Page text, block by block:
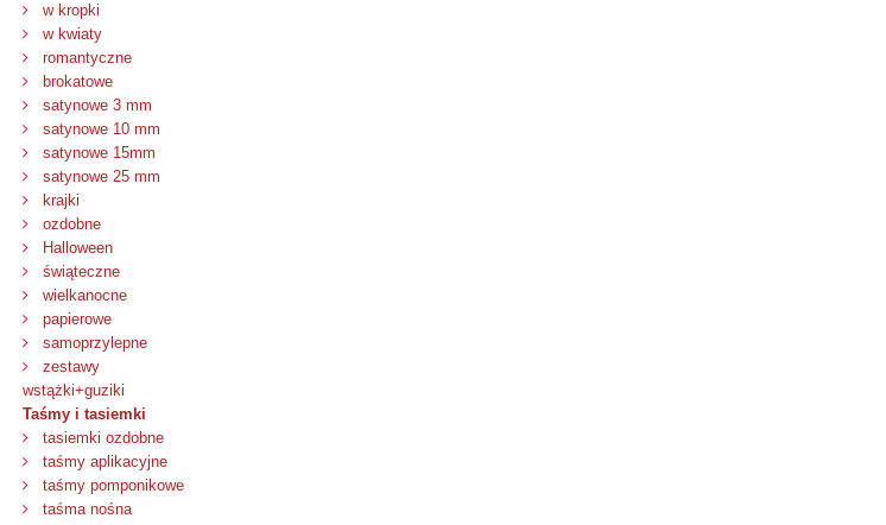
w kropki
w kwiaty
romantyczne
brokatowe
satynowe 3 mm
satynowe 10 mm
satynowe 15mm
satynowe 25 mm
krajki
ozdobne
Halloween
świąteczne
wielkanocne
papierowe
samoprzylepne
zestawy
wstążki+guziki
Taśmy i tasiemki
tasiemki ozdobne
taśmy aplikacyjne
taśmy pomponikowe
taśma nośna